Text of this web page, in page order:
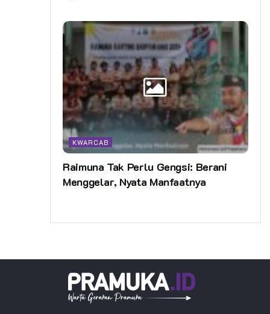
KWARCAB
Raimuna Tak Perlu Gengsi: Berani
Menggelar, Nyata Manfaatnya